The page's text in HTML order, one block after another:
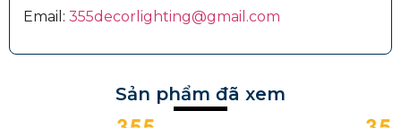
Email: 355decorlighting@gmail.com
Sản phẩm đã xem